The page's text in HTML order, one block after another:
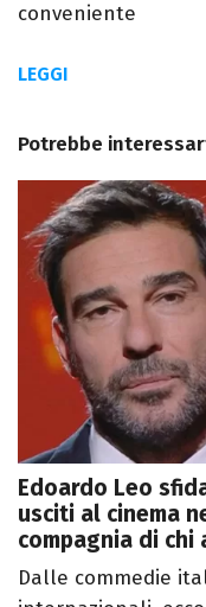
conveniente
LEGGI
Potrebbe
Edoardo Leo
usciti al cinema
compagnia di chi
Dalle commedie